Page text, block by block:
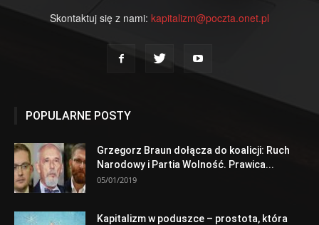
Skontaktuj się z nami: kapitalizm@poczta.onet.pl
POPULARNE POSTY
Grzegorz Braun dołącza do koalicji: Ruch
Narodowy i Partia Wolność. Prawica...
05/01/2019
Kapitalizm w poduszce – prostota, która